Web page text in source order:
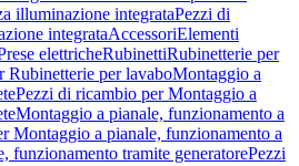
illuminazione integrataPezzi di
integrataAccessoriElementi
elettricheRubinettiRubinetterie per
Rubinetterie per lavaboMontaggio a
Pezzi di ricambio per Montaggio a
Montaggio a pianale, funzionamento a
Montaggio a pianale, funzionamento a
funzionamento tramite generatorePezzi